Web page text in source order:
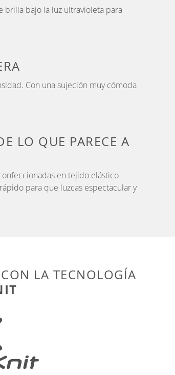
brilla bajo la luz ultravioleta para
Con una sujeción muy cómoda
LO QUE PARECE A
en tejido elástico
para que luzcas espectacular y
LA TECNOLOGÍA